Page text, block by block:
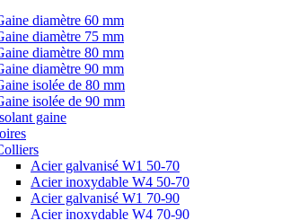
diamètre 60 mm
diamètre 75 mm
diamètre 80 mm
diamètre 90 mm
isolée de 80 mm
isolée de 90 mm
gaine
Acier galvanisé W1 50-70
Acier inoxydable W4 50-70
Acier galvanisé W1 70-90
Acier inoxydable W4 70-90